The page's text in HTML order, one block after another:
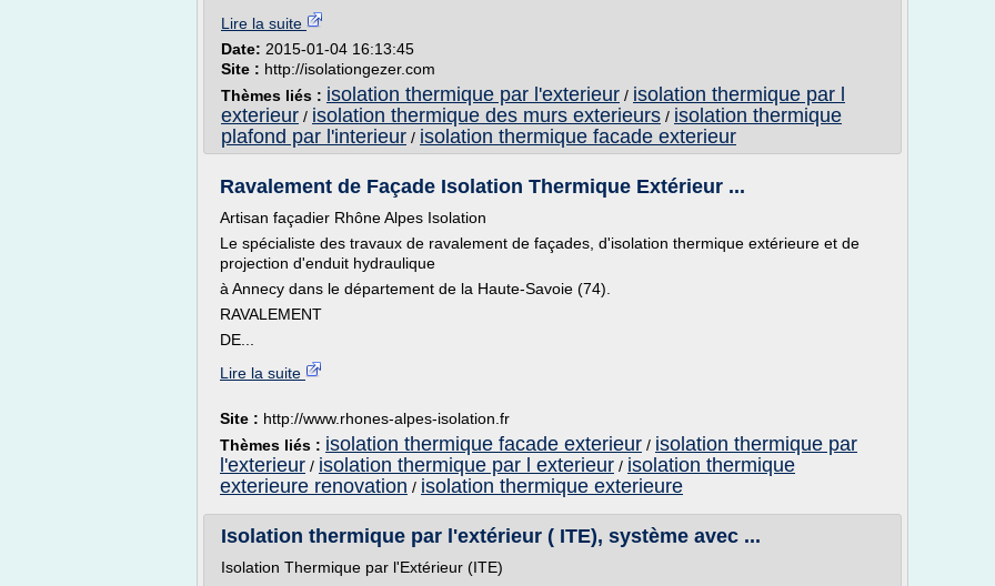
Lire la suite
Date: 2015-01-04 16:13:45
Site : http://isolationgezer.com
Thèmes liés : isolation thermique par l'exterieur / isolation thermique par l
exterieur / isolation thermique des murs exterieurs / isolation thermique
plafond par l'interieur / isolation thermique facade exterieur
Ravalement de Façade Isolation Thermique Extérieur ...
Artisan façadier Rhône Alpes Isolation
Le spécialiste des travaux de ravalement de façades, d'isolation thermique extérieure et de
projection d'enduit hydraulique
à Annecy dans le département de la Haute-Savoie (74).
RAVALEMENT
DE...
Lire la suite
Site : http://www.rhones-alpes-isolation.fr
Thèmes liés : isolation thermique facade exterieur / isolation thermique par
l'exterieur / isolation thermique par l exterieur / isolation thermique
exterieure renovation / isolation thermique exterieure
Isolation thermique par l'extérieur ( ITE), système avec ...
Isolation Thermique par l'Extérieur (ITE)